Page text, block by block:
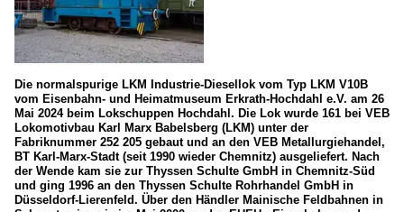
Die normalspurige LKM Industrie-Diesellok vom Typ LKM V10B
vom Eisenbahn- und Heimatmuseum Erkrath-Hochdahl e.V. am 26
Mai 2024 beim Lokschuppen Hochdahl. Die Lok wurde 161 bei VEB
Lokomotivbau Karl Marx Babelsberg (LKM) unter der
Fabriknummer 252 205 gebaut und an den VEB Metallurgiehandel,
BT Karl-Marx-Stadt (seit 1990 wieder Chemnitz) ausgeliefert. Nach
der Wende kam sie zur Thyssen Schulte GmbH in Chemnitz-Süd
und ging 1996 an den Thyssen Schulte Rohrhandel GmbH in
Düsseldorf-Lierenfeld. Über den Händler Mainische Feldbahnen in